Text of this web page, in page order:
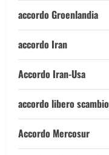
accordo Groenlandia
accordo Iran
Accordo Iran-Usa
accordo libero scambio
Accordo Mercosur